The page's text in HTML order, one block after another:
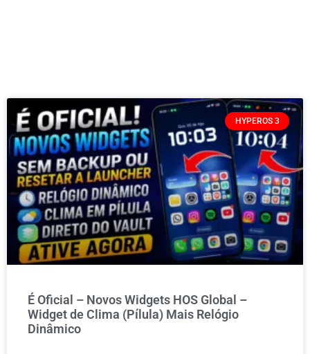
HYPEROS 3
É Oficial – Novos Widgets HOS Global –
Widget de Clima (Pílula) Mais Relógio
Dinâmico